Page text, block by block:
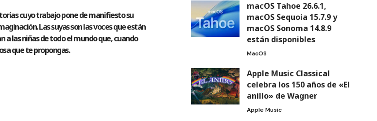
cuyo trabajo pone de manifiesto su
Las suyas son las voces que están
las niñas de todo el mundo que, cuando
que te propongas.
macOS Tahoe 26.6.1,
macOS Sequoia 15.7.9 y
macOS Sonoma 14.8.9
están disponibles
MacOS
Apple Music Classical
celebra los 150 años de «El
anillo» de Wagner
Apple Music